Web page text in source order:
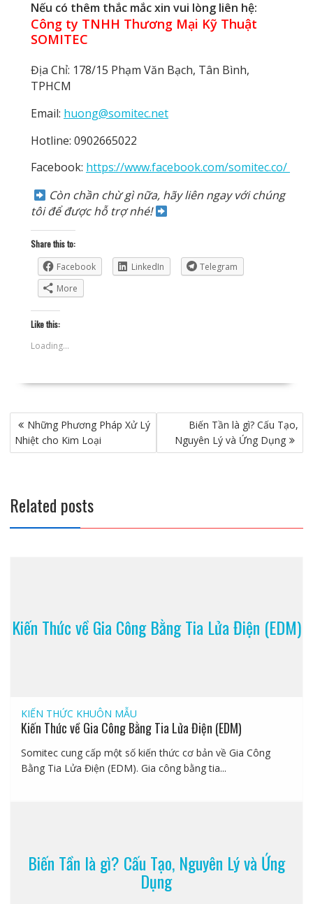
Nếu có thêm thắc mắc xin vui lòng liên hệ:
Công ty TNHH Thương Mại Kỹ Thuật
SOMITEC
Địa Chỉ: 178/15 Phạm Văn Bạch, Tân Bình,
TPHCM
Email: huong@somitec.net
Hotline: 0902665022
Facebook: https://www.facebook.com/somitec.co/
Còn chần chừ gì nữa, hãy liên ngay với chúng
tôi để được hỗ trợ nhé!
Share this to:
Facebook
LinkedIn
Telegram
More
Like this:
Loading...
Điều
hướng
bài
Những Phương Pháp Xử Lý
Nhiệt cho Kim Loại
Biến Tần là gì? Cấu Tạo,
Nguyên Lý và Ứng Dụng
Related posts
Kiến Thức về Gia Công Bằng Tia Lửa Điện (EDM)
KIẾN THỨC KHUÔN MẪU
Kiến Thức về Gia Công Bằng Tia Lửa Điện (EDM)
Somitec cung cấp một số kiến thức cơ bản về Gia Công
Bằng Tia Lửa Điện (EDM). Gia công bằng tia...
Biến Tần là gì? Cấu Tạo, Nguyên Lý và Ứng
Dụng